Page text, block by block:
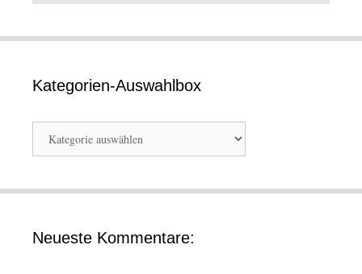
Kategorien-Auswahlbox
Kategorien-
Auswahlbox
Neueste Kommentare: